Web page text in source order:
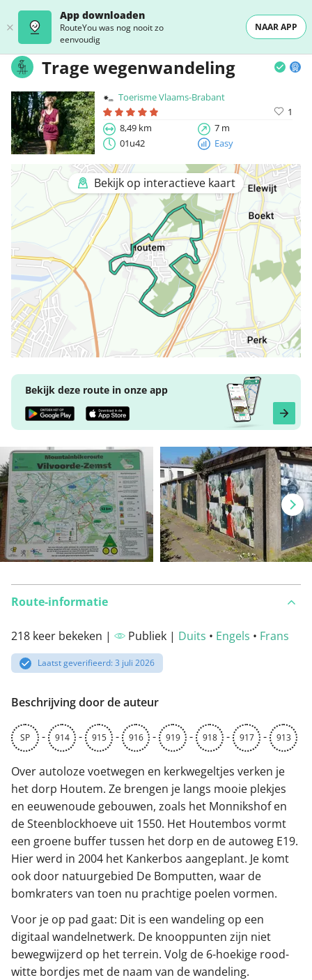
App downloaden
RouteYou was nog nooit zo
eenvoudig
NAAR APP
Trage wegenwandeling
Toerisme Vlaams-Brabant
1
8,49 km
7 m
01u42
Easy
Bekijk op interactieve kaart
Bekijk deze route in onze app
Route-informatie
218 keer bekeken | Publiek | Duits • Engels • Frans
Laatst geverifieerd: 3 juli 2026
Beschrijving door de auteur
SP - 914 - 915 - 916 - 919 - 918 - 917 - 913
Over autoloze voetwegen en kerkwegeltjes verken je
het dorp Houtem. Ze brengen je langs mooie plekjes
en eeuwenoude gebouwen, zoals het Monnikshof en
de Steenblockhoeve uit 1550. Het Houtembos vormt
een groene buffer tussen het dorp en de autoweg E19.
Hier werd in 2004 het Kankerbos aangeplant. Je komt
ook door natuurgebied De Bomputten, waar de
bomkraters van toen nu prachtige poelen vormen.
Voor je op pad gaat: Dit is een wandeling op een
digitaal wandelnetwerk. De knooppunten zijn niet
bewegwijzerd op het terrein. Volg de 6-hoekige rood-
witte bordjes met de naam van de wandeling.